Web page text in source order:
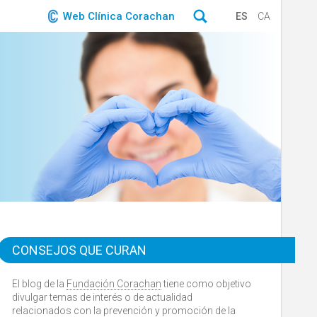
Web Clínica Corachan ES CA
CONSEJOS QUE CURAN
El blog de la Fundación Corachantiene como objetivo
divulgar temas de interés o de actualidad
relacionados con la prevención y promoción de la